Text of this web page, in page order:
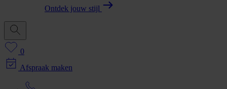
Ontdek jouw stijl
0
Afspraak maken